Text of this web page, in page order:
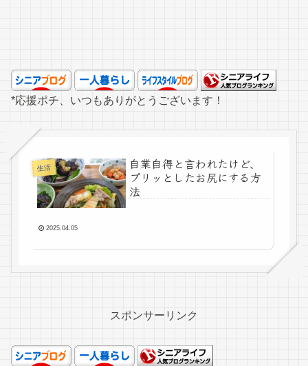
*応援ポチ、いつもありがとうございます！
生活
自業自得と言われたけど、
プリッとしたお尻にする方
法
2025.04.05
スポンサーリンク